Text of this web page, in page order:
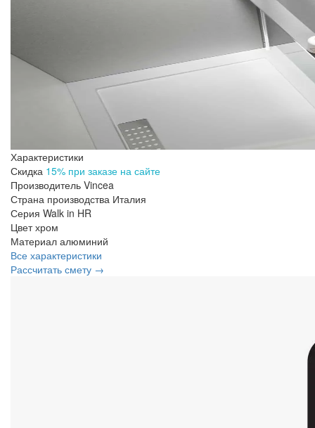
Характеристики
Скидка 15% при заказе на сайте
Производитель Vincea
Страна производства Италия
Серия Walk in HR
Цвет хром
Материал алюминий
Все характеристики
Рассчитать смету →